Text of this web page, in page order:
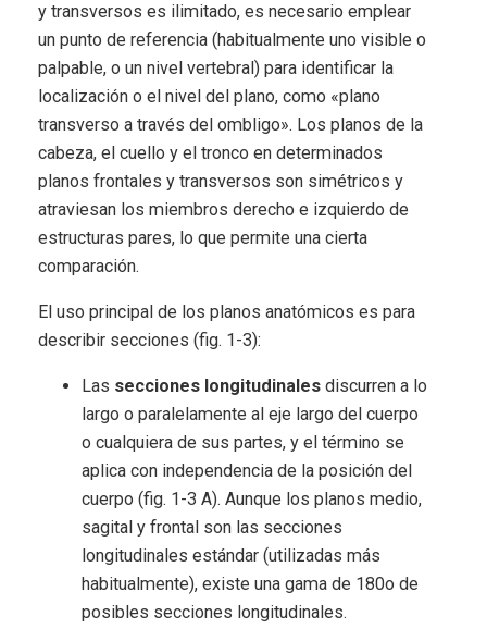
y transversos es ilimitado, es necesario emplear
un punto de referencia (habitualmente uno visible o
palpable, o un nivel vertebral) para identificar la
localización o el nivel del plano, como «plano
transverso a través del ombligo». Los planos de la
cabeza, el cuello y el tronco en determinados
planos frontales y transversos son simétricos y
atraviesan los miembros derecho e izquierdo de
estructuras pares, lo que permite una cierta
comparación.
El uso principal de los planos anatómicos es para
describir secciones (fig. 1-3):
Las secciones longitudinales discurren a lo
largo o paralelamente al eje largo del cuerpo
o cualquiera de sus partes, y el término se
aplica con independencia de la posición del
cuerpo (fig. 1-3 A). Aunque los planos medio,
sagital y frontal son las secciones
longitudinales estándar (utilizadas más
habitualmente), existe una gama de 180o de
posibles secciones longitudinales.